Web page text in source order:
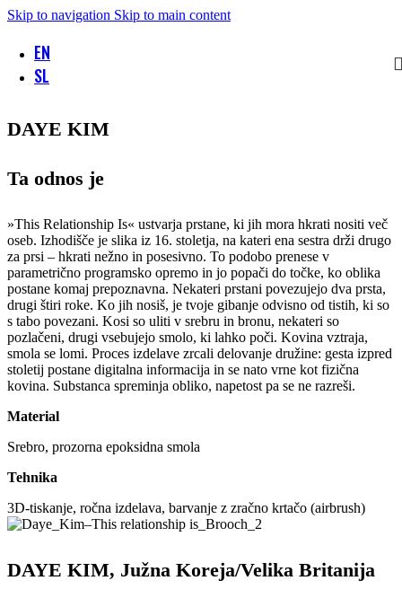
Skip to navigation Skip to main content
EN
SL
DAYE KIM
Ta odnos je
»This Relationship Is« ustvarja prstane, ki jih mora hkrati nositi več
oseb. Izhodišče je slika iz 16. stoletja, na kateri ena sestra drži drugo
za prsi – hkrati nežno in posesivno. To podobo prenese v
parametrično programsko opremo in jo popači do točke, ko oblika
postane komaj prepoznavna. Nekateri prstani povezujejo dva prsta,
drugi štiri roke. Ko jih nosiš, je tvoje gibanje odvisno od tistih, ki so
s tabo povezani. Kosi so uliti v srebru in bronu, nekateri so
pozlačeni, drugi vsebujejo smolo, ki lahko poči. Kovina vztraja,
smola se lomi. Proces izdelave zrcali delovanje družine: gesta izpred
stoletij postane digitalna informacija in se nato vrne kot fizična
kovina. Substanca spreminja obliko, napetost pa se ne razreši.
Material
Srebro, prozorna epoksidna smola
Tehnika
3D-tiskanje, ročna izdelava, barvanje z zračno krtačo (airbrush)
DAYE KIM, Južna Koreja/Velika Britanija